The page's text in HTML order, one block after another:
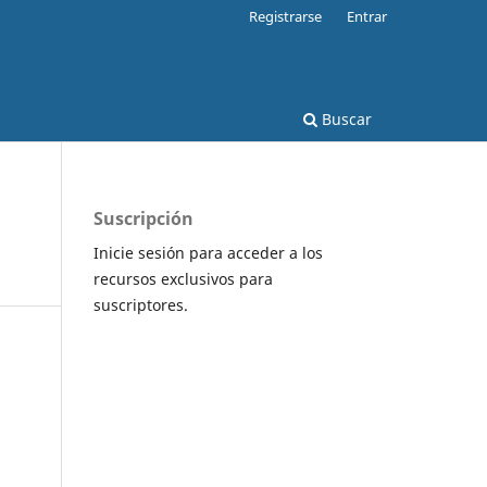
Buscar
Registrarse Entrar
Suscripción
Inicie sesión para acceder a los
recursos exclusivos para
suscriptores.